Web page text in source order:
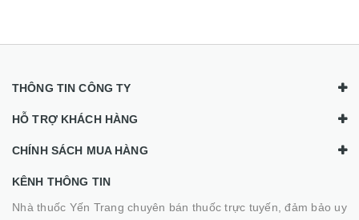
THÔNG TIN CÔNG TY
HỖ TRỢ KHÁCH HÀNG
CHÍNH SÁCH MUA HÀNG
KÊNH THÔNG TIN
Nhà thuốc Yến Trang chuyên bán thuốc trực tuyến, đảm bảo uy